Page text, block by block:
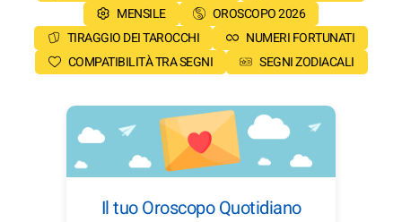
MENSILE
OROSCOPO 2026
TIRAGGIO DEI TAROCCHI
NUMERI FORTUNATI
COMPATIBILITÀ TRA SEGNI
SEGNI ZODIACALI
Il tuo Oroscopo Quotidiano